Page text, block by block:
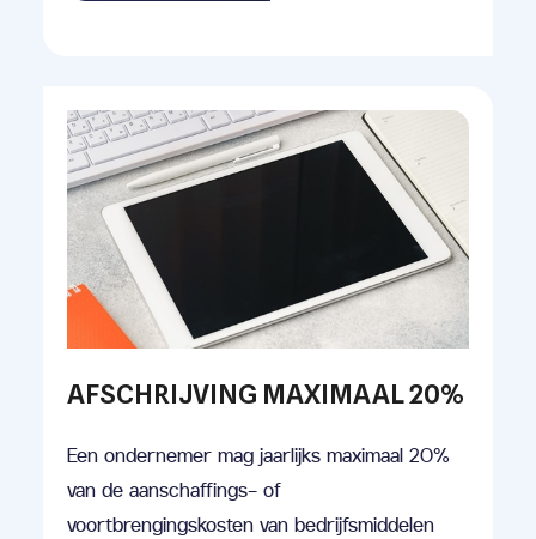
AFSCHRIJVING MAXIMAAL 20%
Een ondernemer mag jaarlijks maximaal 20%
van de aanschaffings- of
voortbrengingskosten van bedrijfsmiddelen